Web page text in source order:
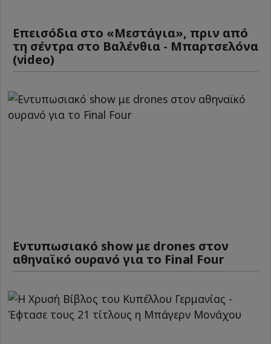
Επεισόδια στο «Μεστάγια», πριν από
τη σέντρα στο Βαλένθια - Μπαρτσελόνα
(video)
Εντυπωσιακό show με drones στον
αθηναϊκό ουρανό για το Final Four